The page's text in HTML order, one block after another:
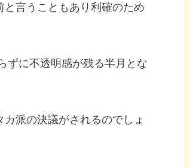
言うこともあり利確のため
ずに不透明感が残る半月とな
派の決議がされるのでしょ